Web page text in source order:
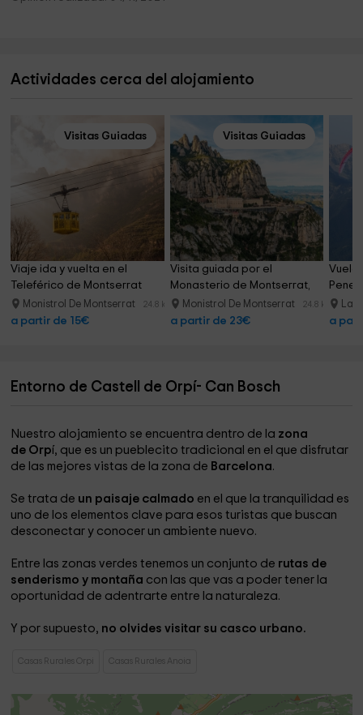
Actividades cerca del alojamiento
Visitas Guiadas
Viaje ida y vuelta en el
Teleférico de Montserrat
Monistrol De Montserrat 24.8 km
a partir de 15€
Visitas Guiadas
Visita guiada por el
Monasterio de Montserrat,
2h Monistrol De Montserrat 24.8 km
a partir de 23€
Vuelo
La
a
Entorno de Castell de Orpí- Can Bosch
Nuestro alojamiento se encuentra dentro de la zona
de Orpí, que es un pueblecito tradicional en el que disfrutar
de las mejores vistas de la zona de Barcelona.
Se trata de un paisaje calmado en el que la tranquilidad es
uno de los elementos clave para esos turistas que buscan
desconectar y conocer un ambiente nuevo.
Entre las zonas verdes tenemos un conjunto de rutas de
senderismo y montaña con las que vas a poder tener la
oportunidad de adentrarte entre la naturaleza.
Y por supuesto, no olvides visitar su casco urbano.
Casas Rurales Orpi Casas Rurales Anoia